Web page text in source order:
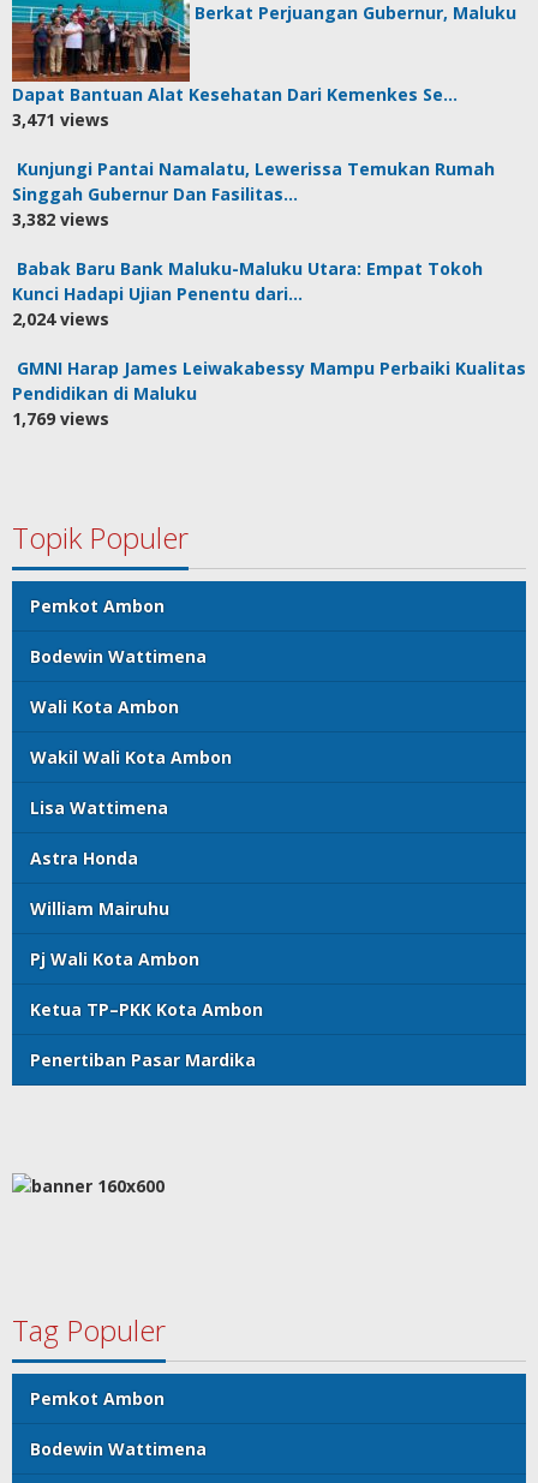
Berkat Perjuangan Gubernur, Maluku
Dapat Bantuan Alat Kesehatan Dari Kemenkes Se…
3,471 views
Kunjungi Pantai Namalatu, Lewerissa Temukan Rumah
Singgah Gubernur Dan Fasilitas…
3,382 views
Babak Baru Bank Maluku-Maluku Utara: Empat Tokoh
Kunci Hadapi Ujian Penentu dari…
2,024 views
GMNI Harap James Leiwakabessy Mampu Perbaiki Kualitas
Pendidikan di Maluku
1,769 views
Topik Populer
Pemkot Ambon
Bodewin Wattimena
Wali Kota Ambon
Wakil Wali Kota Ambon
Lisa Wattimena
Astra Honda
William Mairuhu
Pj Wali Kota Ambon
Ketua TP–PKK Kota Ambon
Penertiban Pasar Mardika
Tag Populer
Pemkot Ambon
Bodewin Wattimena